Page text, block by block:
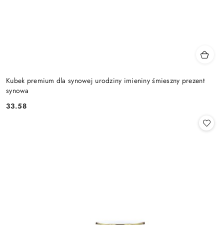
Kubek premium dla synowej urodziny imieniny śmieszny prezent
synowa
Cena:
33.58